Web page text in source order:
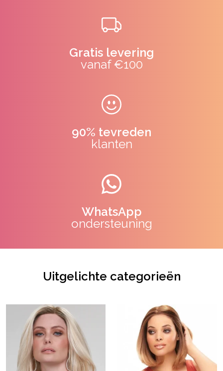
Gratis levering
vanaf €100
90% tevreden
klanten
WhatsApp
ondersteuning
Uitgelichte categorieën